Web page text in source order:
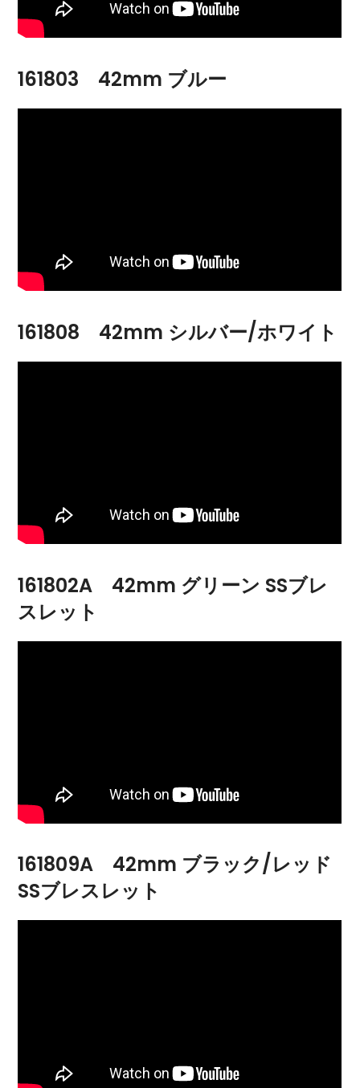
161803 42mm ブルー
161808 42mm シルバー/ホワイト
161802A 42mm グリーン SSブレ
スレット
161809A 42mm ブラック/レッド
SSブレスレット